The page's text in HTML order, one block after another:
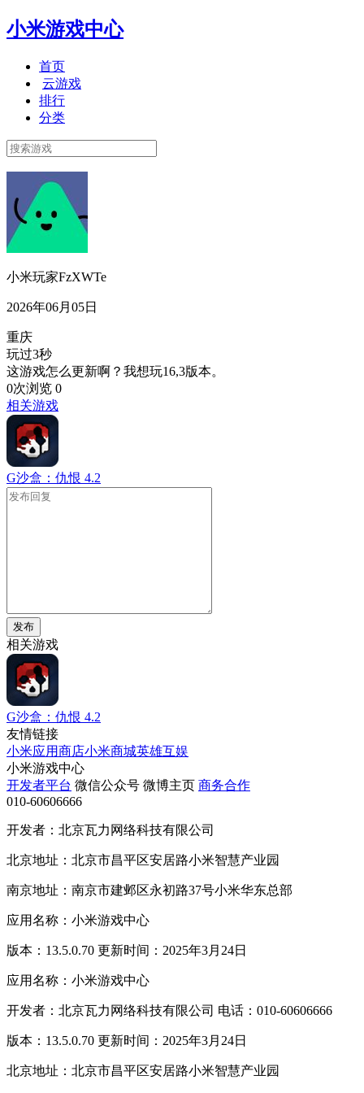
小米游戏中心
首页
云游戏
排行
分类
小米玩家FzXWTe
2026年06月05日
重庆
玩过3秒
这游戏怎么更新啊？我想玩16,3版本。
0次浏览 0
相关游戏
G沙盒：仇恨 4.2
发布
相关游戏
G沙盒：仇恨 4.2
友情链接
小米应用商店小米商城英雄互娱
小米游戏中心
开发者平台 微信公众号 微博主页 商务合作
010-60606666
开发者：北京瓦力网络科技有限公司
北京地址：北京市昌平区安居路小米智慧产业园
南京地址：南京市建邺区永初路37号小米华东总部
应用名称：小米游戏中心
版本：13.5.0.70 更新时间：2025年3月24日
应用名称：小米游戏中心
开发者：北京瓦力网络科技有限公司 电话：010-60606666
版本：13.5.0.70 更新时间：2025年3月24日
北京地址：北京市昌平区安居路小米智慧产业园